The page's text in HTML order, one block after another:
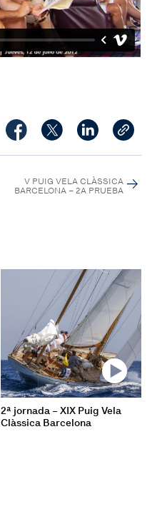
V PUIG VELA CLÀSSICA
BARCELONA – 2A PRUEBA
2ª jornada – XIX Puig Vela
Clàssica Barcelona